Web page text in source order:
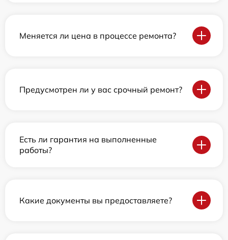
Меняется ли цена в процессе ремонта?
Предусмотрен ли у вас срочный ремонт?
Есть ли гарантия на выполненные
работы?
Какие документы вы предоставляете?